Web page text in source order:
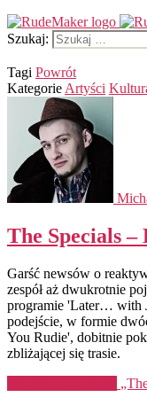
Szukaj:
Tagi Powrót
Kategorie Artyści
The Specials
Garść newsów o
zespół aż dwukrotnie
programie 'Later… with
podejście, w formie
You Rudie', dobitnie
zbliżającej się trasie.